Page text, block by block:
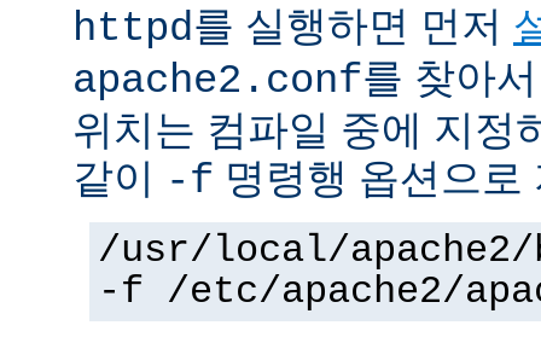
httpd를 실행하면 먼저
apache2.conf를 찾아
위치는 컴파일 중에 지정
같이 -f 명령행 옵션으로
/usr/local/
-f /etc/apache2/